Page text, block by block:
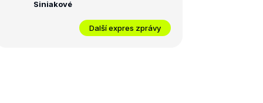
Siniakové
Další expres zprávy